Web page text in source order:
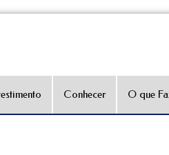
Conhecer O que